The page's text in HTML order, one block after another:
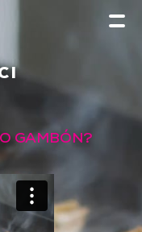
GAMBÓN?